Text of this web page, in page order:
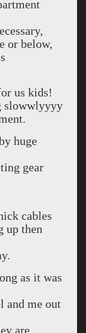
or below,
us kids!
slowwlyyyy
huge
gear
cables
up then
as it was
and me out
are